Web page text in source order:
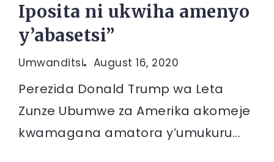
Iposita ni ukwiha amenyo
y’abasetsi”
Umwanditsi August 16, 2020
Perezida Donald Trump wa Leta
Zunze Ubumwe za Amerika akomeje
kwamagana amatora y’umukuru...